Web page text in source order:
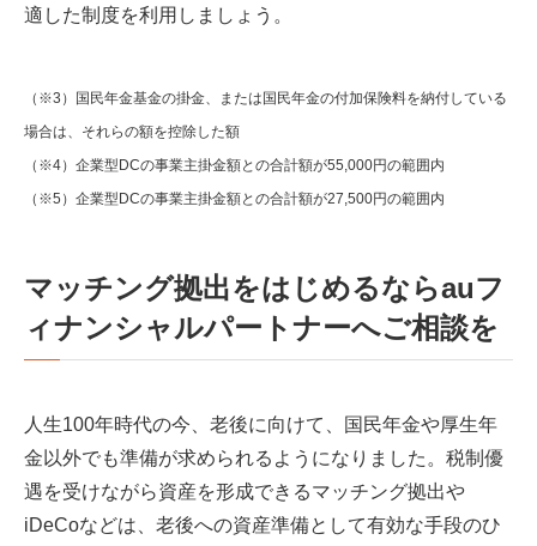
適した制度を利用しましょう。
（※3）国民年金基金の掛金、または国民年金の付加保険料を納付している
場合は、それらの額を控除した額
（※4）企業型DCの事業主掛金額との合計額が55,000円の範囲内
（※5）企業型DCの事業主掛金額との合計額が27,500円の範囲内
マッチング拠出をはじめるならauフ
ィナンシャルパートナーへご相談を
人生100年時代の今、老後に向けて、国民年金や厚生年
金以外でも準備が求められるようになりました。税制優
遇を受けながら資産を形成できるマッチング拠出や
iDeCoなどは、老後への資産準備として有効な手段のひ